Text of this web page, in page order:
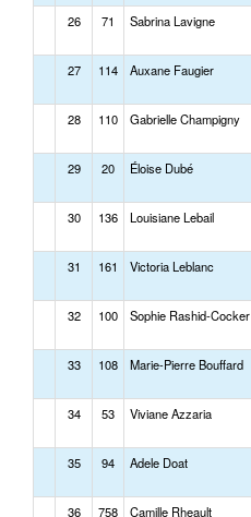
26 71 Sabrina Lavigne
27 114 Auxane Faugier
28 110 Gabrielle Champigny
29 20 Éloise Dubé
30 136 Louisiane Lebail
31 161 Victoria Leblanc
32 100 Sophie Rashid-Cocker
33 108 Marie-Pierre Bouffard
34 53 Viviane Azzaria
35 94 Adele Doat
36 758 Camille Rheault